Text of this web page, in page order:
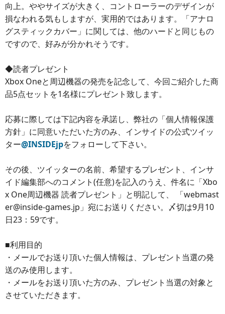
向上。ややサイズが大きく、コントローラーのデザインが
損なわれる気もしますが、実用的ではあります。「アナロ
グスティックカバー」に関しては、他のハードと同じもの
ですので、好みが分かれそうです。
◆読者プレゼント
Xbox Oneと周辺機器の発売を記念して、今回ご紹介した商
品5点セットを1名様にプレゼント致します。
応募に際しては下記内容を承諾し、弊社の「個人情報保護
方針」に同意いただいた方のみ、インサイドの公式ツイッ
ター@INSIDEjpをフォローして下さい。
その後、ツイッターの名前、希望するプレゼント、インサ
イド編集部へのコメント(任意)を記入のうえ、件名に「Xbo
x One周辺機器 読者プレゼント」と明記して、 「webmast
er@inside-games.jp」宛にお送りください。〆切は9月10
日23：59です。
■利用目的
・メールでお送り頂いた個人情報は、プレゼント当選の発
送のみ使用します。
・メールをお送り頂いた方のみ、プレゼント当選の対象と
させていただきます。